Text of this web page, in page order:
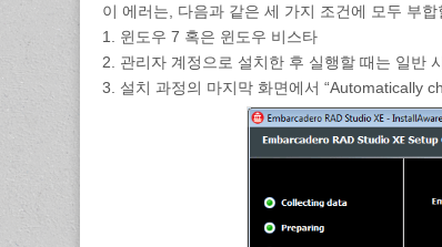
이 에러는, 다음과 같은 세 가지 조건에 모두 부합
1. 윈도우 7 혹은 윈도우 비스타
2. 관리자 계정으로 설치한 후 실행할 때는 일반
3. 설치 과정의 마지막 화면에서 “Automatically